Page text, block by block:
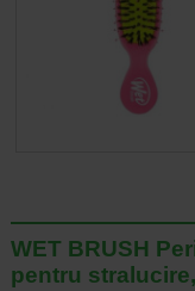
WET BRUSH
pentru